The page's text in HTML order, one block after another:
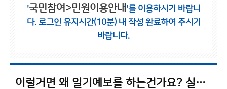
'국민참여>민원이용안내 '를 이용하시기 바랍니
다. 로그인 유지시간(10분) 내 작성 완료하여 주시기
바랍니다.
이럴거면 왜 일기예보를 하는건가요? 실시간으로 에보가 바뀌니 실시간 상황이라고 하세요.